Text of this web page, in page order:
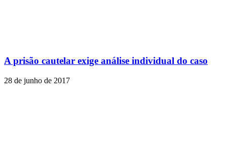
A prisão cautelar exige análise individual do caso
28 de junho de 2017